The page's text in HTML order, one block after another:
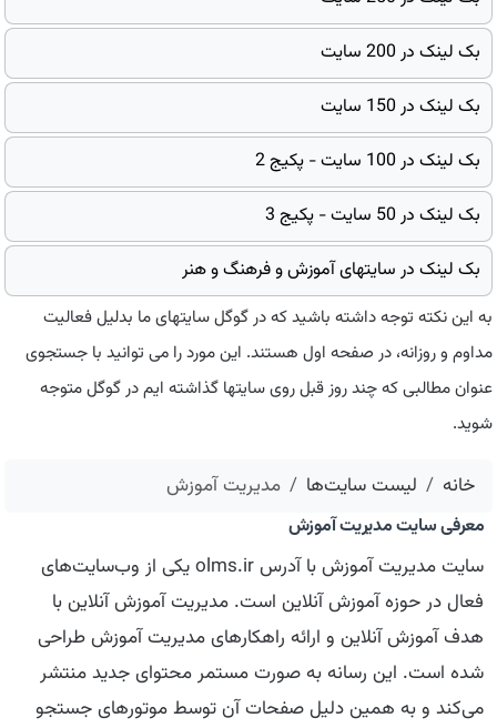
بک لینک در 200 سایت
بک لینک در 150 سایت
بک لینک در 100 سایت - پکیج 2
بک لینک در 50 سایت - پکیج 3
بک لینک در سایتهای آموزش و فرهنگ و هنر
به این نکته توجه داشته باشید که در گوگل سایتهای ما بدلیل فعالیت
مداوم و روزانه، در صفحه اول هستند. این مورد را می توانید با جستجوی
عنوان مطالبی که چند روز قبل روی سایتها گذاشته ایم در گوگل متوجه
شوید.
خانه لیست سایت‌ها مدیریت آموزش
معرفی سایت مدیریت آموزش
سایت مدیریت آموزش با آدرس olms.ir یکی از وب‌سایت‌های
فعال در حوزه آموزش آنلاین است. مدیریت آموزش آنلاین با
هدف آموزش آنلاین و ارائه راهکارهای مدیریت آموزش طراحی
شده است. این رسانه به صورت مستمر محتوای جدید منتشر
می‌کند و به همین دلیل صفحات آن توسط موتورهای جستجو